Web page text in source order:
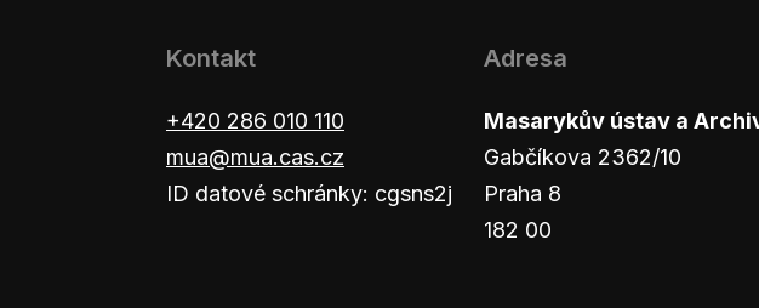
Kontakt
+420 286 010 110
mua@mua.cas.cz
ID datové schránky: cgsns2j
Adresa
Masarykův ústav a Archiv
Gabčíkova 2362/10
Praha 8
182 00